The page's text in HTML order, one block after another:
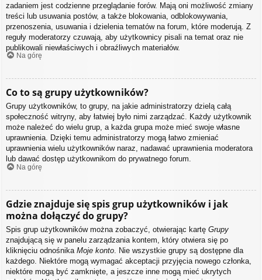
zadaniem jest codzienne przeglądanie forów. Mają oni możliwość zmiany
treści lub usuwania postów, a także blokowania, odblokowywania,
przenoszenia, usuwania i dzielenia tematów na forum, które moderują. Z
reguły moderatorzy czuwają, aby użytkownicy pisali na temat oraz nie
publikowali niewłaściwych i obraźliwych materiałów.
Na górę
Co to są grupy użytkowników?
Grupy użytkowników, to grupy, na jakie administratorzy dzielą całą
społeczność witryny, aby łatwiej było nimi zarządzać. Każdy użytkownik
może należeć do wielu grup, a każda grupa może mieć swoje własne
uprawnienia. Dzięki temu administratorzy mogą łatwo zmieniać
uprawnienia wielu użytkowników naraz, nadawać uprawnienia moderatora
lub dawać dostęp użytkownikom do prywatnego forum.
Na górę
Gdzie znajduje się spis grup użytkowników i jak
można dołączyć do grupy?
Spis grup użytkowników można zobaczyć, otwierając kartę Grupy
znajdującą się w panelu zarządzania kontem, który otwiera się po
kliknięciu odnośnika Moje konto . Nie wszystkie grupy są dostępne dla
każdego. Niektóre mogą wymagać akceptacji przyjęcia nowego członka,
niektóre mogą być zamknięte, a jeszcze inne mogą mieć ukrytych